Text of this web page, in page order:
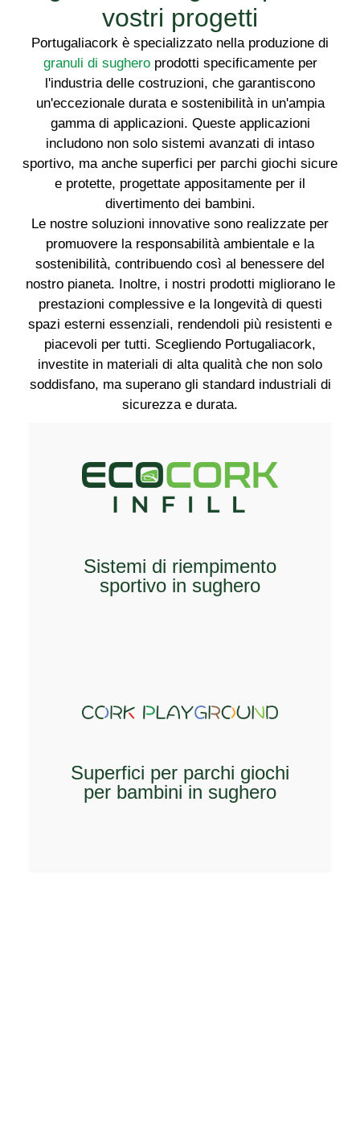
vostri progetti
Portugaliacork è specializzato nella produzione di
granuli di sugheroprodotti specificamente per
l'industria delle costruzioni, che garantiscono
un'eccezionale durata e sostenibilità in un'ampia
gamma di applicazioni. Queste applicazioni
includono non solo sistemi avanzati di intaso
sportivo, ma anche superfici per parchi giochi sicure
e protette, progettate appositamente per il
divertimento dei bambini.
Le nostre soluzioni innovative sono realizzate per
promuovere la responsabilità ambientale e la
sostenibilità, contribuendo così al benessere del
nostro pianeta. Inoltre, i nostri prodotti migliorano le
prestazioni complessive e la longevità di questi
spazi esterni essenziali, rendendoli più resistenti e
piacevoli per tutti. Scegliendo Portugaliacork,
investite in materiali di alta qualità che non solo
soddisfano, ma superano gli standard industriali di
sicurezza e durata.
Sistemi di riempimento
sportivo in sughero
ESPLORA
Superfici per parchi giochi
per bambini in sughero